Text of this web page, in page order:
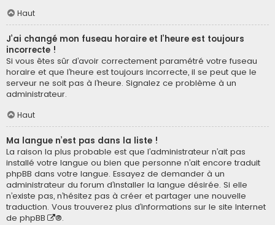
Haut
J’ai changé mon fuseau horaire et l’heure est toujours
incorrecte !
Si vous êtes sûr d’avoir correctement paramétré votre fuseau
horaire et que l’heure est toujours incorrecte, il se peut que le
serveur ne soit pas à l’heure. Signalez ce problème à un
administrateur.
Haut
Ma langue n’est pas dans la liste !
La raison la plus probable est que l’administrateur n’ait pas
installé votre langue ou bien que personne n’ait encore traduit
phpBB dans votre langue. Essayez de demander à un
administrateur du forum d’installer la langue désirée. Si elle
n’existe pas, n’hésitez pas à créer et partager une nouvelle
traduction. Vous trouverez plus d’informations sur le site Internet
de phpBB ®.